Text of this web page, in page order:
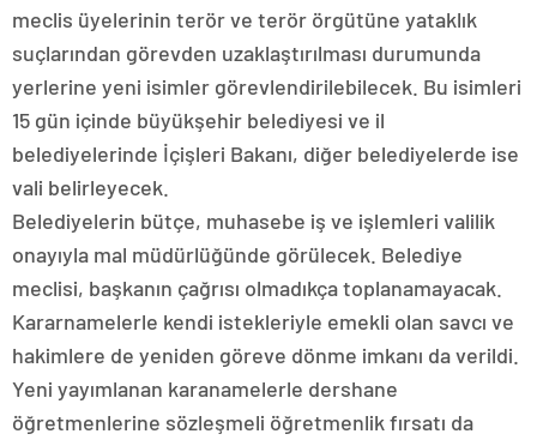
meclis üyelerinin terör ve terör örgütüne yataklık
suçlarından görevden uzaklaştırılması durumunda
yerlerine yeni isimler görevlendirilebilecek. Bu isimleri
15 gün içinde büyükşehir belediyesi ve il
belediyelerinde İçişleri Bakanı, diğer belediyelerde ise
vali belirleyecek.
Belediyelerin bütçe, muhasebe iş ve işlemleri valilik
onayıyla mal müdürlüğünde görülecek. Belediye
meclisi, başkanın çağrısı olmadıkça toplanamayacak.
Kararnamelerle kendi istekleriyle emekli olan savcı ve
hakimlere de yeniden göreve dönme imkanı da verildi.
Yeni yayımlanan karanamelerle dershane
öğretmenlerine sözleşmeli öğretmenlik fırsatı da